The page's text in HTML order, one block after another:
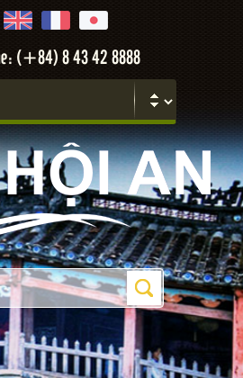
(+84) 8 43 42 8888